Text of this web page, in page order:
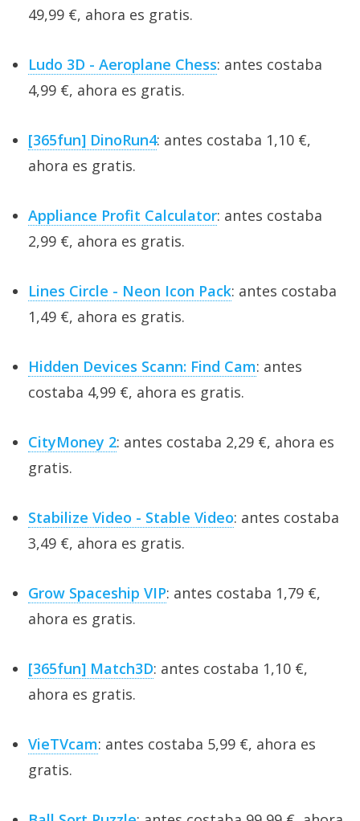
49,99 €, ahora es gratis.
Ludo 3D - Aeroplane Chess: antes costaba
4,99 €, ahora es gratis.
[365fun] DinoRun4: antes costaba 1,10 €,
ahora es gratis.
Appliance Profit Calculator: antes costaba
2,99 €, ahora es gratis.
Lines Circle - Neon Icon Pack: antes costaba
1,49 €, ahora es gratis.
Hidden Devices Scann: Find Cam: antes
costaba 4,99 €, ahora es gratis.
CityMoney 2: antes costaba 2,29 €, ahora es
gratis.
Stabilize Video - Stable Video: antes costaba
3,49 €, ahora es gratis.
Grow Spaceship VIP: antes costaba 1,79 €,
ahora es gratis.
[365fun] Match3D: antes costaba 1,10 €,
ahora es gratis.
VieTVcam: antes costaba 5,99 €, ahora es
gratis.